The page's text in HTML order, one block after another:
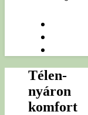
Télen-
nyáron
komfort